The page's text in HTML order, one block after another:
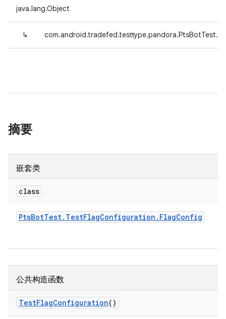
java.lang.Object
↳
摘要
嵌套类
class
PtsBotTest. TestFlagConfiguration . FlagConfig
公共构造函数
TestFlagConfiguration()